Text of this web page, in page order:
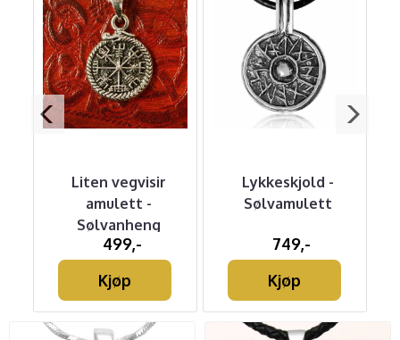
Liten vegvisir
amulett -
Sølvanheng
499,-
Kjøp
Lykkeskjold -
Sølvamulett
749,-
Kjøp